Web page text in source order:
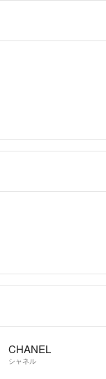
CHANEL
シャネル